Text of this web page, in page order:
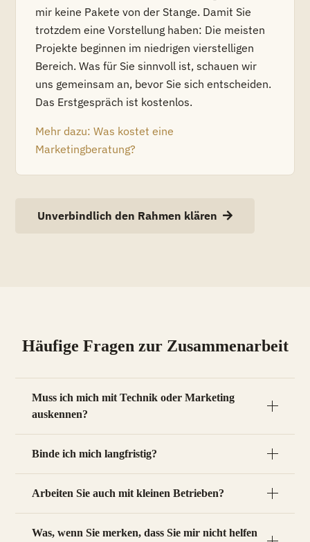
mir keine Pakete von der Stange. Damit Sie
trotzdem eine Vorstellung haben: Die meisten
Projekte beginnen im niedrigen vierstelligen
Bereich. Was für Sie sinnvoll ist, schauen wir
uns gemeinsam an, bevor Sie sich entscheiden.
Das Erstgespräch ist kostenlos.
Mehr dazu: Was kostet eine
Marketingberatung?
Unverbindlich den Rahmen klären
Häufige Fragen zur Zusammenarbeit
Muss ich mich mit Technik oder Marketing
auskennen?
Binde ich mich langfristig?
Arbeiten Sie auch mit kleinen Betrieben?
Was, wenn Sie merken, dass Sie mir nicht helfen